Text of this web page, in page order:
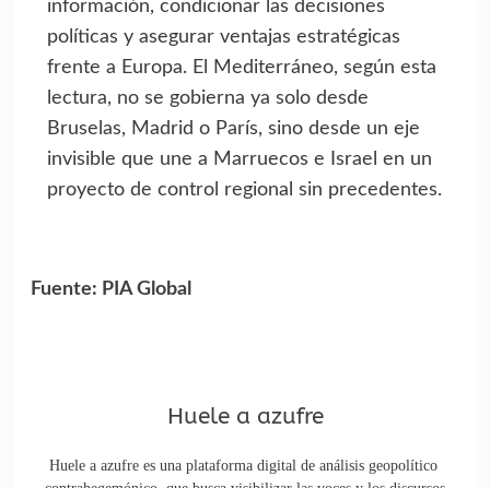
información, condicionar las decisiones
políticas y asegurar ventajas estratégicas
frente a Europa. El Mediterráneo, según esta
lectura, no se gobierna ya solo desde
Bruselas, Madrid o París, sino desde un eje
invisible que une a Marruecos e Israel en un
proyecto de control regional sin precedentes.
Fuente: PIA Global
Huele a azufre
Huele a azufre es una plataforma digital de análisis geopolítico